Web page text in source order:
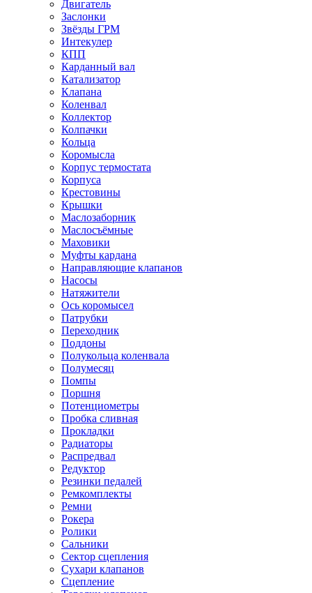
Двигатель
Заслонки
Звёзды ГРМ
Интекулер
КПП
Карданный вал
Катализатор
Клапана
Коленвал
Коллектор
Колпачки
Кольца
Коромысла
Корпус термостата
Корпуса
Крестовины
Крышки
Маслозаборник
Маслосъёмные
Маховики
Муфты кардана
Направляющие клапанов
Насосы
Натяжители
Ось коромысел
Патрубки
Переходник
Поддоны
Полукольца коленвала
Полумесяц
Помпы
Поршня
Потенциометры
Пробка сливная
Прокладки
Радиаторы
Распредвал
Редуктор
Резинки педалей
Ремкомплекты
Ремни
Рокера
Ролики
Сальники
Сектор сцепления
Сухари клапанов
Сцепление